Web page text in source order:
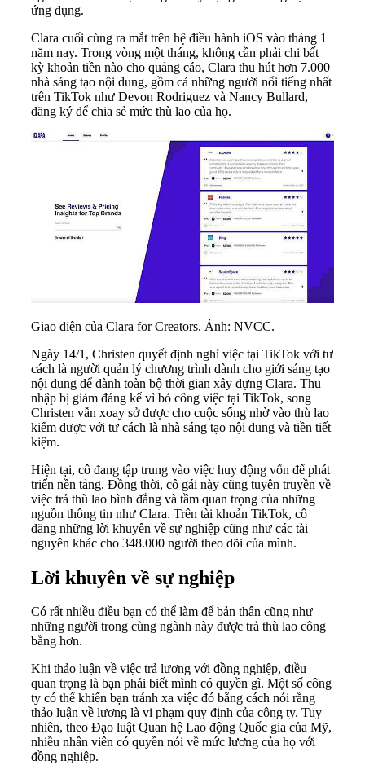
ứng dụng.
Clara cuối cùng ra mắt trên hệ điều hành iOS vào tháng 1
năm nay. Trong vòng một tháng, không cần phải chi bất
kỳ khoản tiền nào cho quảng cáo, Clara thu hút hơn 7.000
nhà sáng tạo nội dung, gồm cả những người nổi tiếng nhất
trên TikTok như Devon Rodriguez và Nancy Bullard,
đăng ký để chia sẻ mức thù lao của họ.
Giao diện của Clara for Creators. Ảnh: NVCC.
Ngày 14/1, Christen quyết định nghỉ việc tại TikTok với tư
cách là người quản lý chương trình dành cho giới sáng tạo
nội dung để dành toàn bộ thời gian xây dựng Clara. Thu
nhập bị giảm đáng kể vì bỏ công việc tại TikTok, song
Christen vẫn xoay sở được cho cuộc sống nhờ vào thù lao
kiếm được với tư cách là nhà sáng tạo nội dung và tiền tiết
kiệm.
Hiện tại, cô đang tập trung vào việc huy động vốn để phát
triển nền tảng. Đồng thời, cô gái này cũng tuyên truyền về
việc trả thù lao bình đẳng và tầm quan trọng của những
nguồn thông tin như Clara. Trên tài khoản TikTok, cô
đăng những lời khuyên về sự nghiệp cũng như các tài
nguyên khác cho 348.000 người theo dõi của mình.
Lời khuyên về sự nghiệp
Có rất nhiều điều bạn có thể làm để bản thân cũng như
những người trong cùng ngành này được trả thù lao công
bằng hơn.
Khi thảo luận về việc trả lương với đồng nghiệp, điều
quan trọng là bạn phải biết mình có quyền gì. Một số công
ty có thể khiến bạn tránh xa việc đó bằng cách nói rằng
thảo luận về lương là vi phạm quy định của công ty. Tuy
nhiên, theo Đạo luật Quan hệ Lao động Quốc gia của Mỹ,
nhiều nhân viên có quyền nói về mức lương của họ với
đồng nghiệp.